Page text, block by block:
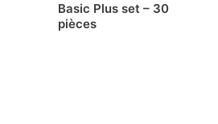
Basic Plus set – 30
pièces